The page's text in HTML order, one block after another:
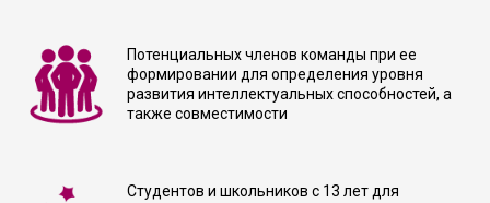
Потенциальных членов команды при ее
формировании для определения уровня
развития интеллектуальных способностей, а
также совместимости
Студентов и школьников с 13 лет для